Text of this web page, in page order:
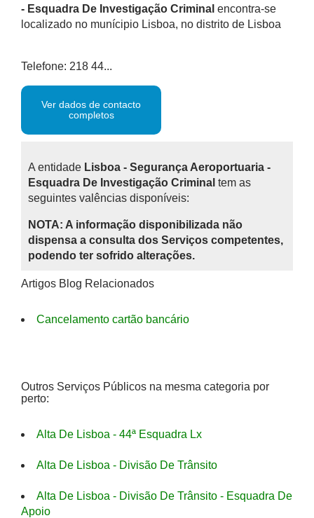
- Esquadra De Investigação Criminal encontra-se
localizado no munícipio Lisboa, no distrito de Lisboa
Telefone: 218 44...
Ver dados de contacto
completos
A entidade Lisboa - Segurança Aeroportuaria -
Esquadra De Investigação Criminal tem as
seguintes valências disponíveis:
NOTA: A informação disponibilizada não
dispensa a consulta dos Serviços competentes,
podendo ter sofrido alterações.
Artigos Blog Relacionados
Cancelamento cartão bancário
Outros Serviços Públicos na mesma categoria por
perto:
Alta De Lisboa - 44ª Esquadra Lx
Alta De Lisboa - Divisão De Trânsito
Alta De Lisboa - Divisão De Trânsito - Esquadra De
Apoio